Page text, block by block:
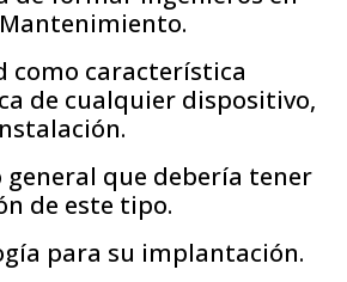
como característica
de cualquier dispositivo,
general que debería tener
de este tipo.
para su implantación.